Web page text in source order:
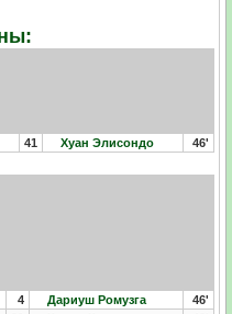
41 Хуан Элисондо 46'
4 Дариуш Ромузга
46'